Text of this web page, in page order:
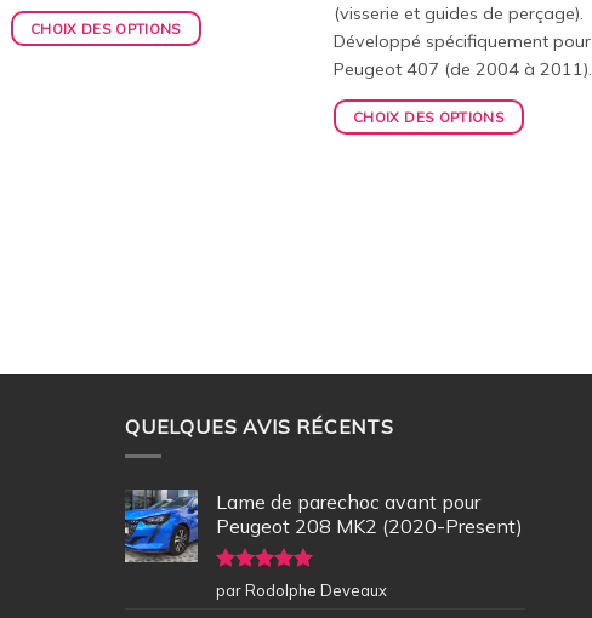
CHOIX DES OPTIONS
(visserie et guides de perçage).
Développé spécifiquement pour
Peugeot 407 (de 2004 à 2011).
CHOIX DES OPTIONS
QUELQUES AVIS RÉCENTS
Lame de parechoc avant pour
Peugeot 208 MK2 (2020-Present)
Note5sur
5
par Rodolphe Deveaux